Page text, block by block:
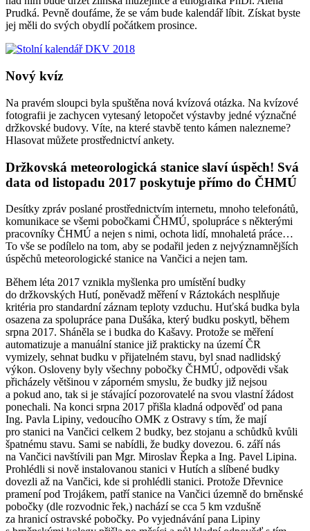
Prudká. Pevně doufáme, že se vám bude kalendář líbit. Získat byste
jej měli do svých obydlí počátkem prosince.
Nový kvíz
Na pravém sloupci byla spuštěna nová kvízová otázka. Na kvízové
fotografii je zachycen vytesaný letopočet výstavby jedné význačné
držkovské budovy. Víte, na které stavbě tento kámen nalezneme?
Hlasovat můžete prostřednictví ankety.
Držkovská meteorologická stanice slaví úspěch! Svá
data od listopadu 2017 poskytuje přímo do ČHMÚ
Desítky zpráv poslané prostřednictvím internetu, mnoho telefonátů,
komunikace se všemi pobočkami ČHMÚ, spolupráce s některými
pracovníky ČHMÚ a nejen s nimi, ochota lidí, mnohaletá práce…
To vše se podílelo na tom, aby se podařil jeden z nejvýznamnějších
úspěchů meteorologické stanice na Vančici a nejen tam.
Během léta 2017 vznikla myšlenka pro umístění budky
do držkovských Hutí, poněvadž měření v Ráztokách nesplňuje
kritéria pro standardní záznam teploty vzduchu. Huťská budka byla
osazena za spolupráce pana Dušáka, který budku poskytl, během
srpna 2017. Sháněla se i budka do Kašavy. Protože se měření
automatizuje a manuální stanice již prakticky na území ČR
vymizely, sehnat budku v přijatelném stavu, byl snad nadlidský
výkon. Osloveny byly všechny pobočky ČHMÚ, odpovědi však
přicházely většinou v záporném smyslu, že budky již nejsou
a pokud ano, tak si je stávající pozorovatelé na svou vlastní žádost
ponechali. Na konci srpna 2017 přišla kladná odpověď od pana
Ing. Pavla Lipiny, vedoucího OMK z Ostravy s tím, že mají
pro stanici na Vančici celkem 2 budky, bez stojanu a schůdků kvůli
špatnému stavu. Sami se nabídli, že budky dovezou. 6. září nás
na Vančici navštívili pan Mgr. Miroslav Řepka a Ing. Pavel Lipina.
Prohlédli si nově instalovanou stanici v Hutích a slíbené budky
dovezli až na Vančici, kde si prohlédli stanici. Protože Dřevnice
pramení pod Trojákem, patří stanice na Vančici územně do brněnské
pobočky (dle rozvodnic řek,) nachází se cca 5 km vzdušně
za hranicí ostravské pobočky. Po vyjednávání pana Lipiny